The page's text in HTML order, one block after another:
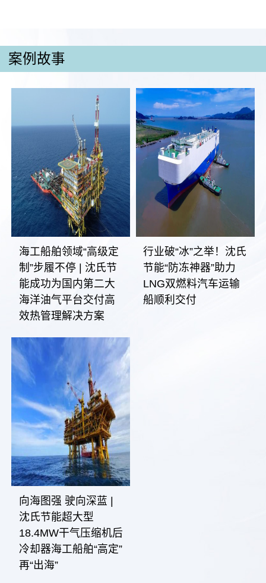
案例故事
海工船舶领域“高级定
制”步履不停 | 沈氏节
能成功为国内第二大
海洋油气平台交付高
效热管理解决方案
行业破“冰”之举！沈氏
节能“防冻神器”助力
LNG双燃料汽车运输
船顺利交付
向海图强 驶向深蓝 |
沈氏节能超大型
18.4MW干气压缩机后
冷却器海工船舶“高定”
再“出海”